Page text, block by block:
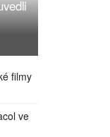
filmy
ve